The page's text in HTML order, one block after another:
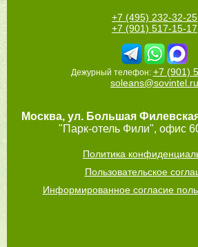
+7 (495) 232-32-25
+7 (901) 517-15-17
Дежурный телефон: +7 (901)
soleans@sovintel.ru
Москва, ул. Большая
"Парк-отель Фили", офис
Политика
Пользовательское
Информированное согласие